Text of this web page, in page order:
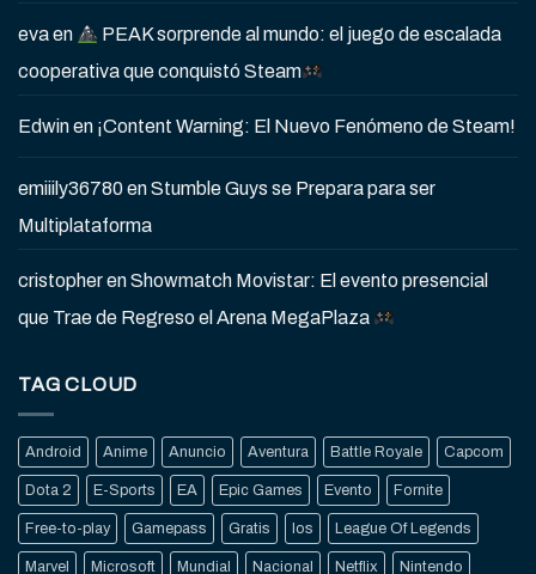
evaen
PEAK sorprende al mundo: el juego de escalada
cooperativa que conquistó Steam
Edwinen ¡Content Warning: El Nuevo Fenómeno de Steam!
emiiily36780enStumble Guys se Prepara para ser
Multiplataforma
cristopherenShowmatch Movistar: El evento presencial
que Trae de Regreso el Arena MegaPlaza
TAG CLOUD
Android Anime Anuncio Aventura Battle Royale Capcom
Dota 2 E-Sports EA Epic Games Evento Fornite
Free-to-play Gamepass Gratis Ios League Of Legends
Marvel Microsoft Mundial Nacional Netflix Nintendo